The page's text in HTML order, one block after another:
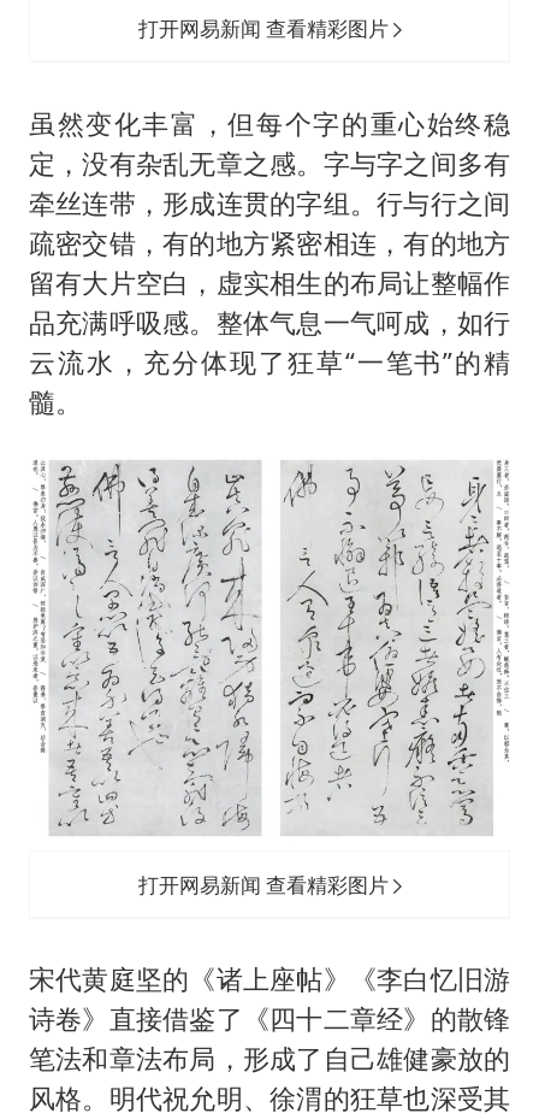
打开网易新闻 查看精彩图片
虽然变化丰富，但每个字的重心始终稳
定，没有杂乱无章之感。字与字之间多有
牵丝连带，形成连贯的字组。行与行之间
疏密交错，有的地方紧密相连，有的地方
留有大片空白，虚实相生的布局让整幅作
品充满呼吸感。整体气息一气呵成，如行
云流水，充分体现了狂草“一笔书”的精
髓。
打开网易新闻 查看精彩图片
宋代黄庭坚的《诸上座帖》《李白忆旧游
诗卷》直接借鉴了《四十二章经》的散锋
笔法和章法布局，形成了自己雄健豪放的
风格。明代祝允明、徐渭的狂草也深受其